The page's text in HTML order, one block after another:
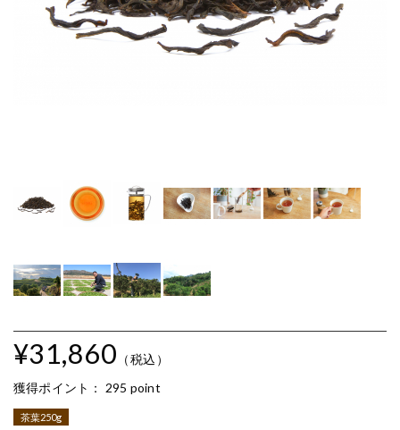
¥31,860 （税込）
獲得ポイント： 295 point
茶葉250g